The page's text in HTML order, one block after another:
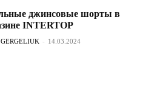
джинсовые шорты в
INTERTOP
- 14.03.2024